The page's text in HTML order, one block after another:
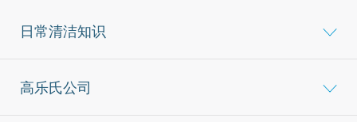
日常清洁知识
高乐氏公司